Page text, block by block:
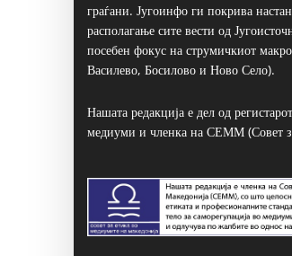
граѓани. Југоинфо ги покрива
располагање сите вести од
посебен фокус на струмичкиот
Василево, Босилово и Ново Село).
Нашата редакција е дел од
медиуми и членка на СЕММ (Совет